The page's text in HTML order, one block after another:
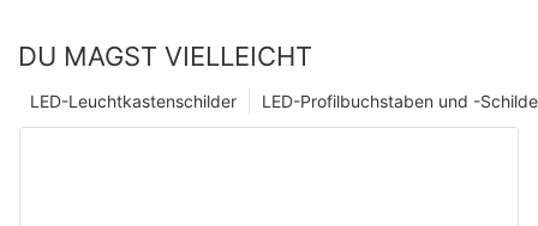
DU MAGST VIELLEICHT
LED-Profilbuchstaben und -
LED-Leuchtkastenschilder